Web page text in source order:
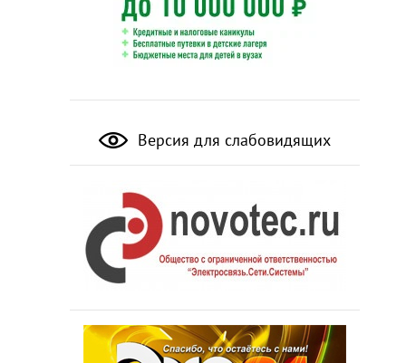
Версия для слабовидящих